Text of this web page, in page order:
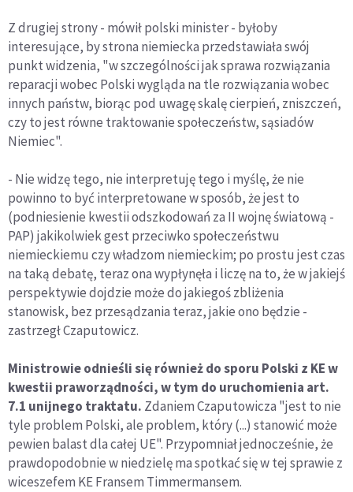
Z drugiej strony - mówił polski minister - byłoby
interesujące, by strona niemiecka przedstawiała swój
punkt widzenia, "w szczególności jak sprawa rozwiązania
reparacji wobec Polski wygląda na tle rozwiązania wobec
innych państw, biorąc pod uwagę skalę cierpień, zniszczeń,
czy to jest równe traktowanie społeczeństw, sąsiadów
Niemiec".
- Nie widzę tego, nie interpretuję tego i myślę, że nie
powinno to być interpretowane w sposób, że jest to
(podniesienie kwestii odszkodowań za II wojnę światową -
PAP) jakikolwiek gest przeciwko społeczeństwu
niemieckiemu czy władzom niemieckim; po prostu jest czas
na taką debatę, teraz ona wypłynęła i liczę na to, że w jakiejś
perspektywie dojdzie może do jakiegoś zbliżenia
stanowisk, bez przesądzania teraz, jakie ono będzie -
zastrzegł Czaputowicz.
Ministrowie odnieśli się również do sporu Polski z KE w
kwestii praworządności, w tym do uruchomienia art.
7.1 unijnego traktatu. Zdaniem Czaputowicza "jest to nie
tyle problem Polski, ale problem, który (...) stanowić może
pewien balast dla całej UE". Przypomniał jednocześnie, że
prawdopodobnie w niedzielę ma spotkać się w tej sprawie z
wiceszefem KE Fransem Timmermansem.